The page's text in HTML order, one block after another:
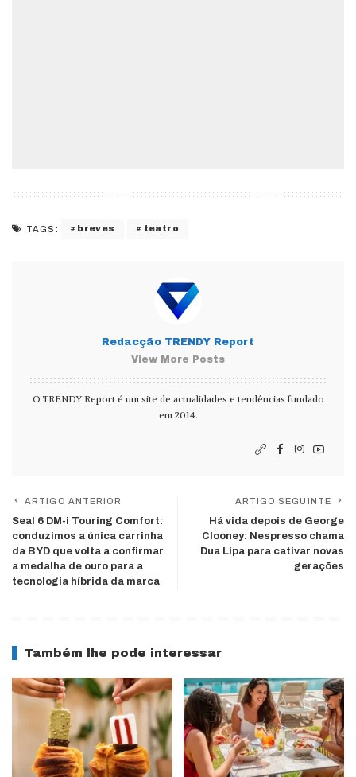
TAGS: breves teatro
Redacção TRENDY Report
View More Posts
O TRENDY Report é um site de actualidades e tendências fundado
em 2014.
ARTIGO ANTERIOR
Seal 6 DM-i Touring Comfort:
conduzimos a única carrinha
da BYD que volta a confirmar
a medalha de ouro para a
tecnologia híbrida da marca
ARTIGO SEGUINTE
Há vida depois de George
Clooney: Nespresso chama
Dua Lipa para cativar novas
gerações
Também lhe pode interessar